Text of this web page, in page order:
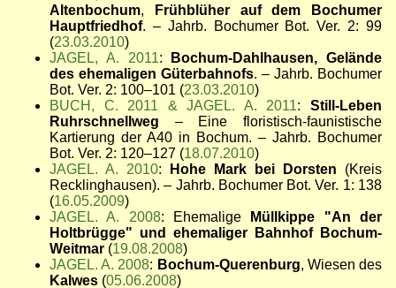
Altenbochum, Frühblüher auf dem Bochumer
Hauptfriedhof. – Jahrb. Bochumer Bot. Ver. 2: 99
(23.03.2010)
JAGEL, A. 2011:
Bochum-Dahlhausen, Gelände
des ehemaligen Güterbahnofs. – Jahrb. Bochumer
Bot. Ver. 2: 100–101 (23.03.2010)
BUCH, C. 2011 & JAGEL. A. 2011:Still-Leben
Ruhrschnellweg – Eine floristisch-faunistische
Kartierung der A40 in Bochum. – Jahrb. Bochumer
Bot. Ver. 2: 120–127 (18.07.2010)
JAGEL. A. 2010: Hohe Mark bei Dorsten (Kreis
Recklinghausen). – Jahrb. Bochumer Bot. Ver. 1: 138
(16.05.2009)
JAGEL. A. 2008: Ehemalige
Müllkippe "An der
Holtbrügge" und ehemaliger Bahnhof Bochum-
Weitmar (19.08.2008)
JAGEL. A. 2008: Bochum-Querenburg, Wiesen des
Kalwes (05.06.2008)